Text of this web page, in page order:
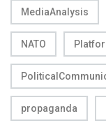
MediaAnalysis
NATO
propaganda